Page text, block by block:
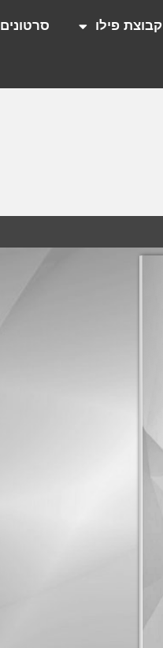
קבוצת פילו סרטונים